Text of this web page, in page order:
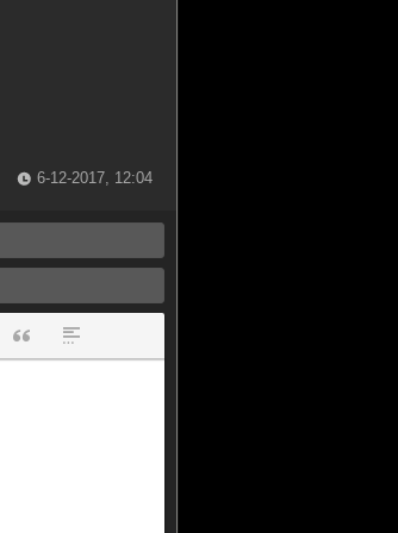
6-12-2017, 12:04
ссылку
скрытого текста
Вставка цитаты
Вставка спойлера